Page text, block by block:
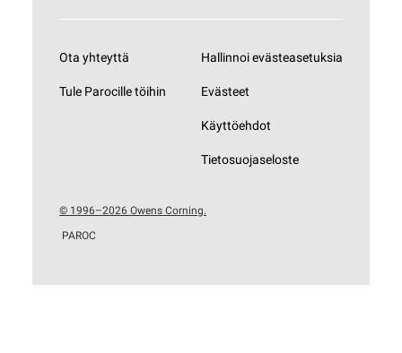
Ota yhteyttä
Tule Parocille töihin
Hallinnoi evästeasetuksia
Evästeet
Käyttöehdot
Tietosuojaseloste
© 1996–2026 Owens Corning.
PAROC